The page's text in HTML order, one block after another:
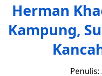
Herman
Kampung,
Penulis: